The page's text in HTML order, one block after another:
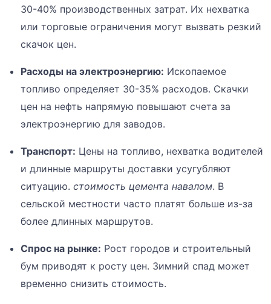
30-40% производственных затрат. Их нехватка
или торговые ограничения могут вызвать резкий
скачок цен.
Расходы на электроэнергию: Ископаемое
топливо определяет 30-35% расходов. Скачки
цен на нефть напрямую повышают счета за
электроэнергию для заводов.
Транспорт: Цены на топливо, нехватка водителей
и длинные маршруты доставки усугубляют
ситуацию. стоимость цемента навалом. В
сельской местности часто платят больше из-за
более длинных маршрутов.
Спрос на рынке: Рост городов и строительный
бум приводят к росту цен. Зимний спад может
временно снизить стоимость.